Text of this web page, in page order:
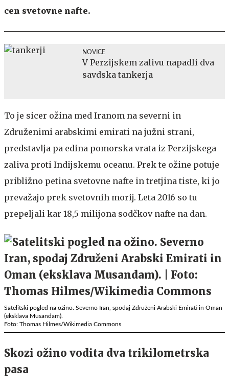
cen svetovne nafte.
NOVICE
V Perzijskem zalivu napadli dva
savdska tankerja
To je sicer ožina med Iranom na severni in
Združenimi arabskimi emirati na južni strani,
predstavlja pa edina pomorska vrata iz Perzijskega
zaliva proti Indijskemu oceanu. Prek te ožine potuje
približno petina svetovne nafte in tretjina tiste, ki jo
prevažajo prek svetovnih morij. Leta 2016 so tu
prepeljali kar 18,5 milijona sodčkov nafte na dan.
Satelitski pogled na ožino. Severno Iran, spodaj Združeni Arabski Emirati in Oman
(eksklava Musandam).
Foto: Thomas Hilmes/Wikimedia Commons
Skozi ožino vodita dva trikilometrska
pasa